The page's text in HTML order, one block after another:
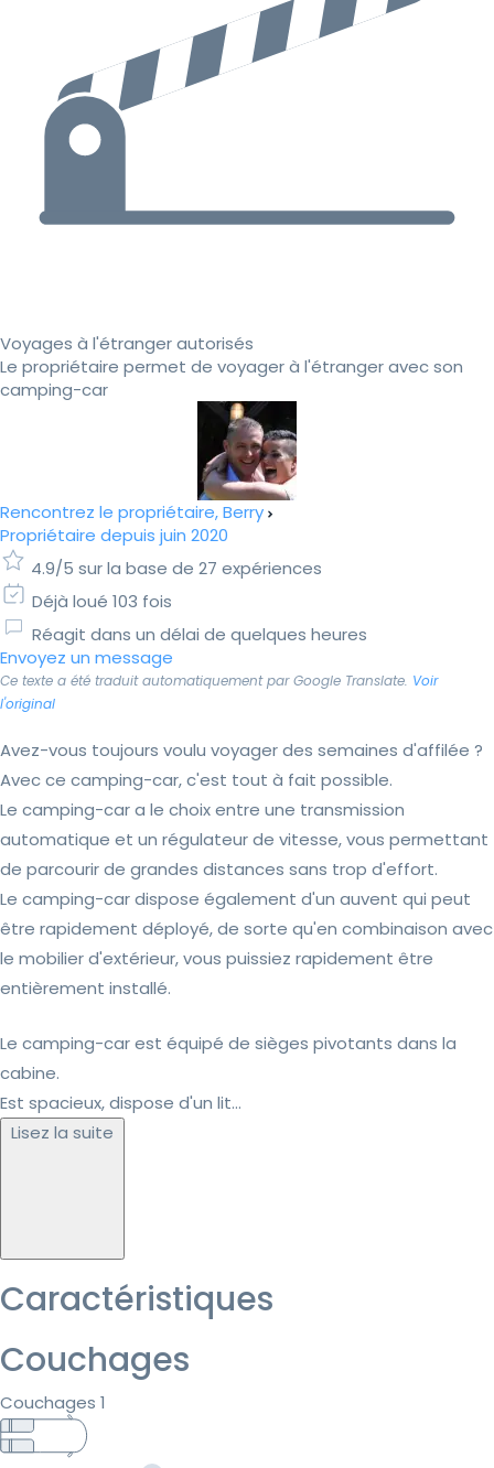
Voyages à l'étranger autorisés
Le propriétaire permet de voyager à l'étranger avec son
camping-car
Rencontrez le propriétaire, Berry
Propriétaire depuis juin 2020
4.9/5 sur la base de 27 expériences
Déjà loué 103 fois
Réagit dans un délai de quelques heures
Envoyez un message
Ce texte a été traduit automatiquement par Google Translate. Voir
l'original
Avez-vous toujours voulu voyager des semaines d'affilée ?
Avec ce camping-car, c'est tout à fait possible.
Le camping-car a le choix entre une transmission
automatique et un régulateur de vitesse, vous permettant
de parcourir de grandes distances sans trop d'effort.
Le camping-car dispose également d'un auvent qui peut
être rapidement déployé, de sorte qu'en combinaison avec
le mobilier d'extérieur, vous puissiez rapidement être
entièrement installé.
Le camping-car est équipé de sièges pivotants dans la
cabine.
Est spacieux, dispose d'un lit...
Lisez la suite
Caractéristiques
Couchages
Couchages 1